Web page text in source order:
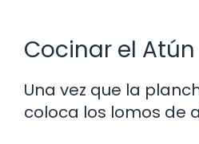
Cocinar el Atún
Una vez que la
coloca los lomos de